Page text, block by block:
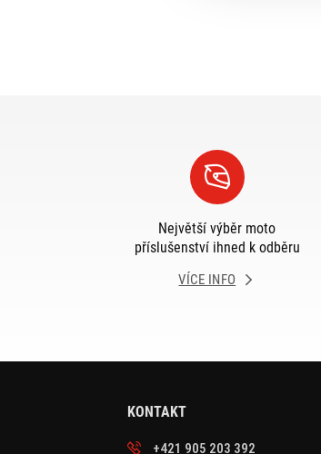
Největší výběr moto
příslušenství ihned k odběru
VÍCE INFO
KONTAKT
+421 905 203 392